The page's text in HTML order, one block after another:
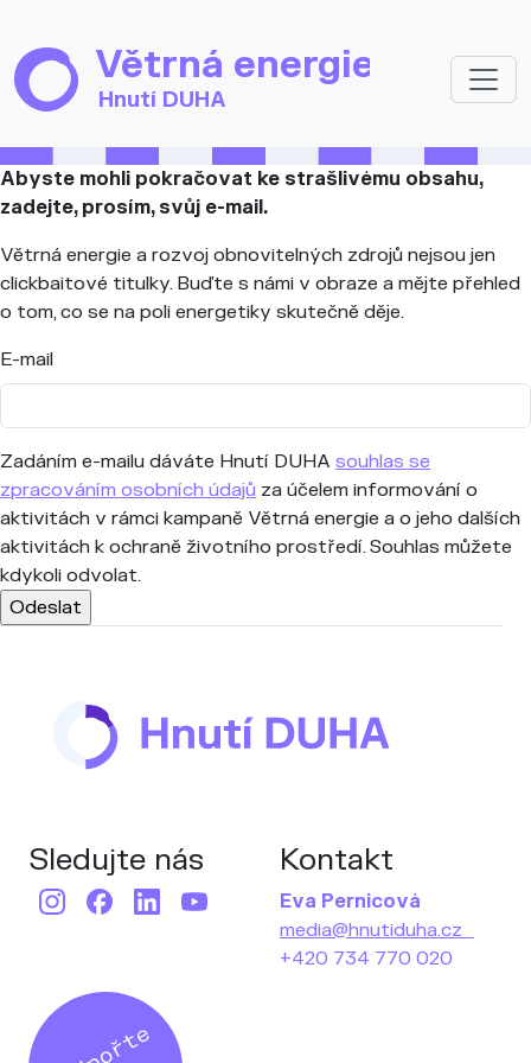
Větrná energie
Hnutí DUHA
Abyste mohli pokračovat ke strašlivému obsahu,
zadejte, prosím, svůj e-mail.
Větrná energie a rozvoj obnovitelných zdrojů nejsou jen
clickbaitové titulky. Buďte s námi v obraze a mějte přehled
o tom, co se na poli energetiky skutečně děje.
E-mail
Zadáním e-mailu dáváte Hnutí DUHA souhlas se
zpracováním osobních údajů za účelem informování o
aktivitách v rámci kampaně Větrná energie a o jeho dalších
aktivitách k ochraně životního prostředí. Souhlas můžete
kdykoli odvolat.
Sledujte nás Kontakt
Eva Pernicová
media@hnutiduha.cz
+420 734 770 020